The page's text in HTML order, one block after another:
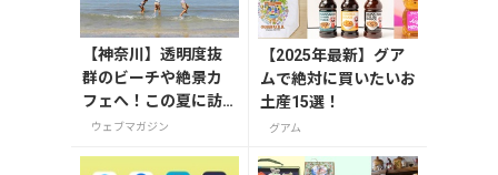
【神奈川】透明度抜
群のビーチや絶景カ
フェへ！この夏に訪
れたい三浦半島の穴
ウェブマガジン
【2025年最新】グア
ムで絶対に買いたいお
土産15選！
グアム